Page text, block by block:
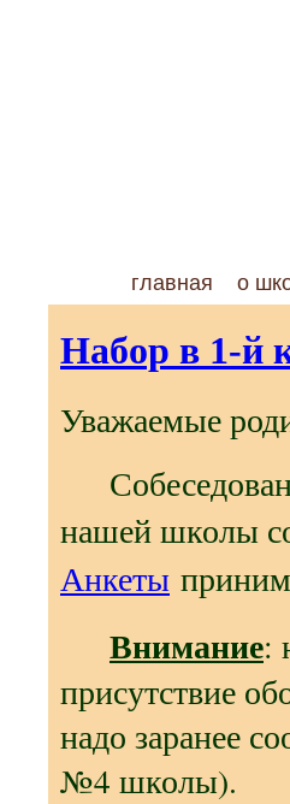
главная о
Набор в 1-й
Уважаемые
нашей школы
Анкеты
Внимание:
присутствие
надо заранее
№4 школы).